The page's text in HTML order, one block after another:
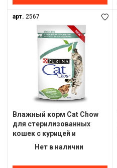
арт. 2567
Влажный корм Cat Chow
для стерилизованных
кошек с курицей и
баклажанами в желе, 85
Нет в наличии